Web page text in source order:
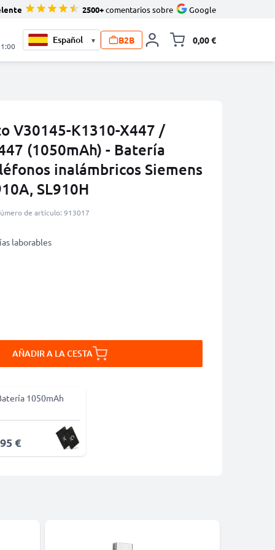
2500+comentarios sobre Google
▾ B2B 0,00 €
V30145-K1310-X447 /
(1050mAh) - Batería
inalámbricos Siemens
SL910H
de artículo: 913017
laborables
AÑADIR A LA CESTA
1050mAh
€